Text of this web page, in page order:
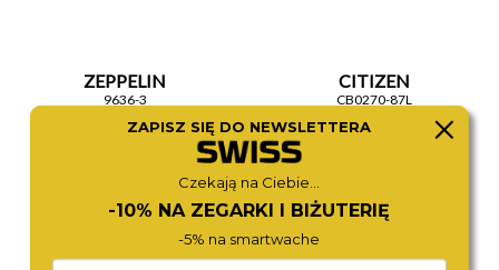
ZEPPELIN
9636-3
1 580,-
CITIZEN
CB0270-87L
1 790,-
ZAPISZ SIĘ DO NEWSLETTERA
Czekają na Ciebie...
-10% NA ZEGARKI I BIŻUTERIĘ
-5% na smartwache